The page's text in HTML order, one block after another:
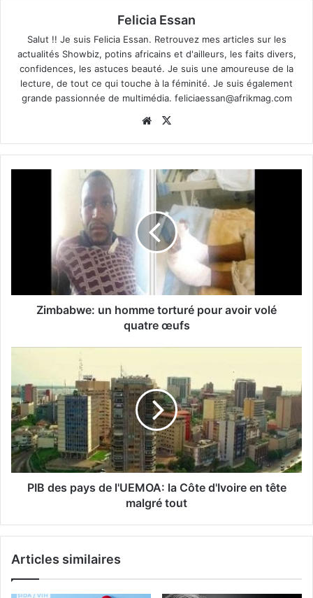
Felicia Essan
Salut !! Je suis Felicia Essan. Retrouvez mes articles sur les
actualités Showbiz, potins africains et d'ailleurs, les faits divers,
confidences, les astuces beauté. Je suis une amoureuse de la
lecture, de tout ce qui touche à la féminité. Je suis également
grande passionnée de multimédia. feliciaessan@afrikmag.com
Website
Zimbabwe: un homme torturé pour avoir volé
quatre œufs
PIB des pays de l'UEMOA: la Côte d'Ivoire en tête
malgré tout
Articles similaires